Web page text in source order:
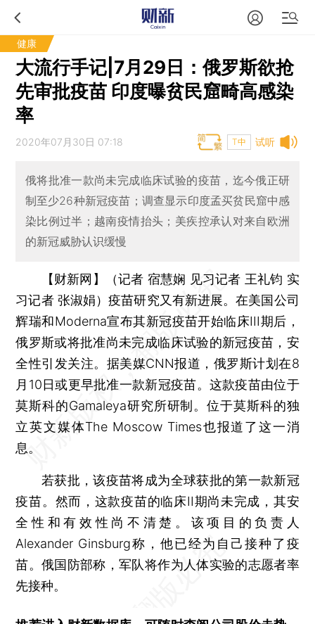
健康
大流行手记|7月29日：俄罗斯欲抢
先审批疫苗 印度曝贫民窟畸高感染
率
试听
2020年07月30日 07:18 T中
俄将批准一款尚未完成临床试验的疫苗，迄今俄正研
制至少26种新冠疫苗；调查显示印度孟买贫民窟中感
染比例过半；越南疫情抬头；美疾控承认对来自欧洲
的新冠威胁认识缓慢
【财新网】（记者 宿慧娴 见习记者 王礼钧 实
习记者 张淑娟）疫苗研究又有新进展。在美国公司
辉瑞和Moderna宣布其新冠疫苗开始临床III期后，
俄罗斯或将批准尚未完成临床试验的新冠疫苗，安
全性引发关注。据美媒CNN报道，俄罗斯计划在8
月10日或更早批准一款新冠疫苗。这款疫苗由位于
莫斯科的Gamaleya研究所研制。位于莫斯科的独
立英文媒体The Moscow Times也报道了这一消
息。
若获批，该疫苗将成为全球获批的第一款新冠
疫苗。然而，这款疫苗的临床II期尚未完成，其安
全性和有效性尚不清楚。该项目的负责人
Alexander Ginsburg称，他已经为自己接种了疫
苗。俄国防部称，军队将作为人体实验的志愿者率
先接种。